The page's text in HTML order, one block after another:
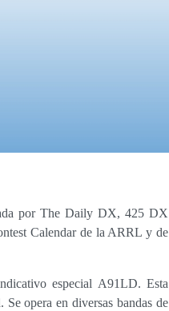
por The Daily DX, 425 DX
Calendar de la ARRL y de
especial A91LD. Esta
opera en diversas bandas de